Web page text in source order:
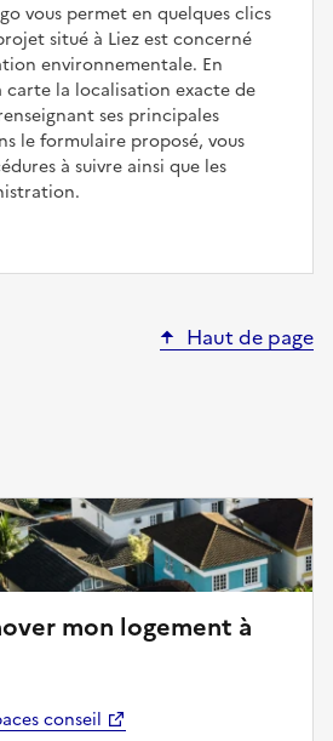
vous permet en quelques clics
situé à Liez est concerné
environnementale. En
la localisation exacte de
ses principales
le formulaire proposé, vous
à suivre ainsi que les
Haut de page
mon logement à
conseil